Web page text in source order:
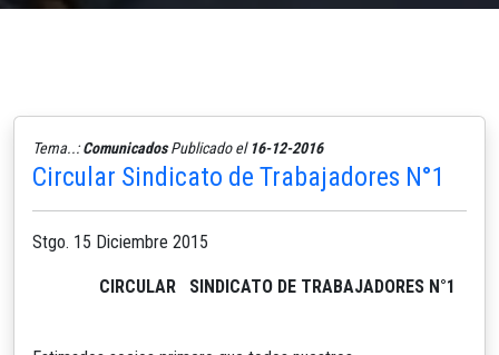
Tema..:ComunicadosPublicado el 16-12-2016
Circular Sindicato de Trabajadores N°1
Stgo. 15 Diciembre 2015
CIRCULAR SINDICATO DE TRABAJADORES N°1